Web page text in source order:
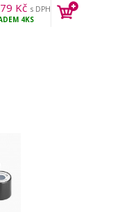
Kč s DPH
4KS